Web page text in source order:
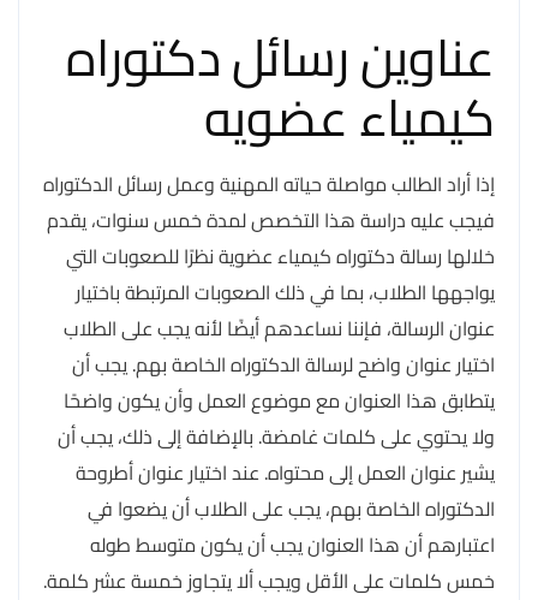
عناوين رسائل دكتوراه
كيمياء عضويه
إذا أراد الطالب مواصلة حياته المهنية وعمل رسائل الدكتوراه
فيجب عليه دراسة هذا التخصص لمدة خمس سنوات، يقدم
خلالها رسالة دكتوراه كيمياء عضوية نظرًا للصعوبات التي
يواجهها الطلاب، بما في ذلك الصعوبات المرتبطة باختيار
عنوان الرسالة، فإننا نساعدهم أيضًا لأنه يجب على الطلاب
اختيار عنوان واضح لرسالة الدكتوراه الخاصة بهم. يجب أن
يتطابق هذا العنوان مع موضوع العمل وأن يكون واضحًا
ولا يحتوي على كلمات غامضة. بالإضافة إلى ذلك، يجب أن
يشير عنوان العمل إلى محتواه. عند اختيار عنوان أطروحة
الدكتوراه الخاصة بهم، يجب على الطلاب أن يضعوا في
اعتبارهم أن هذا العنوان يجب أن يكون متوسط طوله
خمس كلمات على الأقل ويجب ألا يتجاوز خمسة عشر كلمة.